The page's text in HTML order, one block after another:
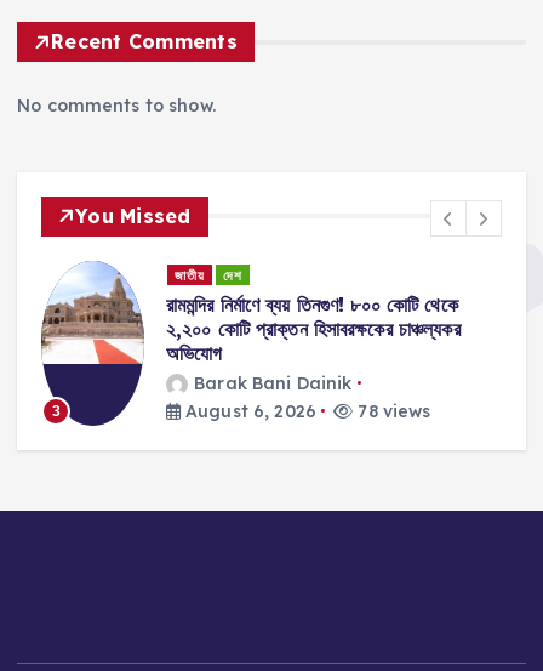
o
n
Recent Comments
No comments to show.
You Missed
3
জাতীয় দেশ
রামমন্দির নির্মাণে ব্যয় তিনগুণ! ৮০০ কোটি থেকে
২,২০০ কোটি প্রাক্তন হিসাবরক্ষকের চাঞ্চল্যকর
অভিযোগ
Barak Bani Dainik
August 6, 2026
78 views